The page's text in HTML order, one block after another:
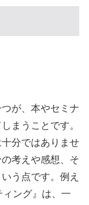
が、本やセミナ
まうことです。
分ではありませ
考えや感想、そ
う点です。例え
ング』は、一